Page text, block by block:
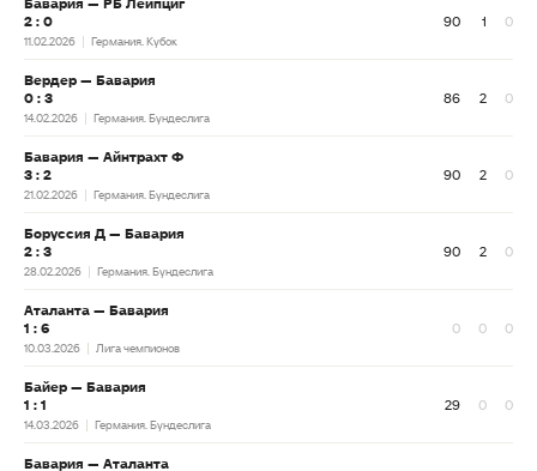
2 : 0
11.02.2026 Германия. Кубок
90 1 0
Вердер — Бавария
0 : 3
14.02.2026 Германия. Бундеслига
86 2 0
Бавария — Айнтрахт Ф
3 : 2
21.02.2026 Германия. Бундеслига
90 2 0
Боруссия Д — Бавария
2 : 3
28.02.2026 Германия. Бундеслига
90 2 0
Аталанта — Бавария
1 : 6
10.03.2026 Лига чемпионов
0 0 0
Байер — Бавария
1 : 1
14.03.2026 Германия. Бундеслига
29 0 0
Бавария — Аталанта